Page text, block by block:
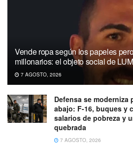
Vende ropa según los papeles
millonarios: el objeto social de
7 AGOSTO, 2026
Defensa se moderniza
abajo: F-16, buques y
salarios de pobreza y
quebrada
7 AGOSTO, 2026